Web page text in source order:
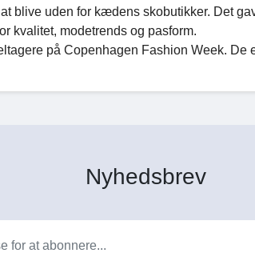
blive uden for kædens skobutikker. Det
kvalitet, modetrends og pasform.
på Copenhagen Fashion Week. De
Nyhedsbrev